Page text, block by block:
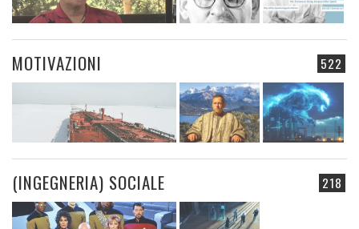
522
MOTIVAZIONI
218
(INGEGNERIA) SOCIALE